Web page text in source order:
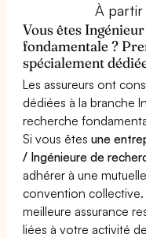
À
Vous êtes
fondamentale ?
spécialement
Les assureurs ont
dédiées à la branche
recherche
Si vous êtesune
/ Ingénieure de
adhérer à une
convention collective.
meilleure assurance
liées à votre activité